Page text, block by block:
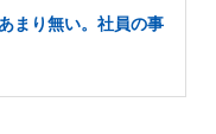
まり無い。社員の事